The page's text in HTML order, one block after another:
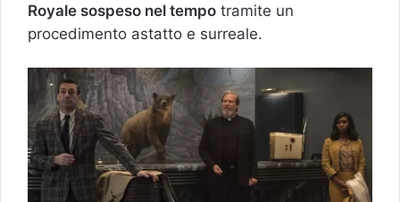
Royale sospeso nel tempo tramite un
procedimento astatto e surreale.